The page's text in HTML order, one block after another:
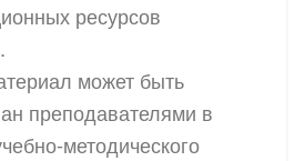
ресурсов
может быть
преподавателями в
методического